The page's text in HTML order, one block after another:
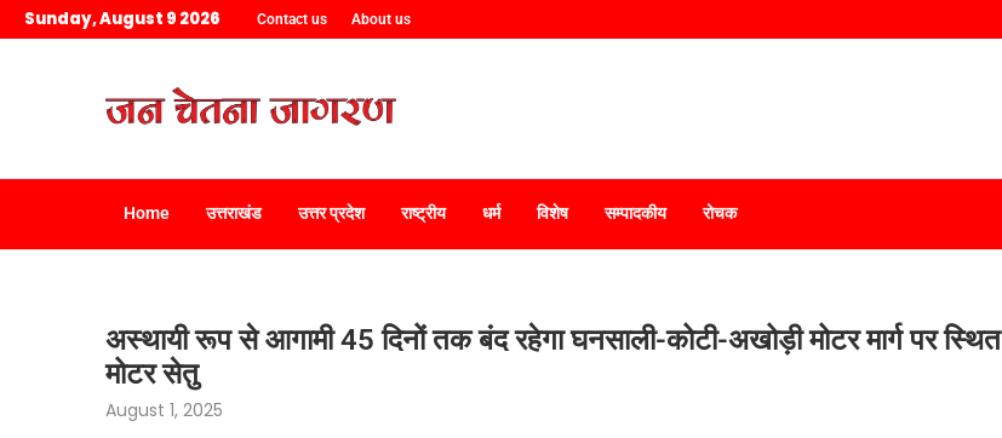
Sunday, August 9 2026 Contact us About us
Home उत्तराखंड उत्तर प्रदेश राष्ट्रीय धर्म विशेष सम्पादकीय रोचक
अस्थायी रूप से आगामी 45 दिनों तक बंद रहेगा घनसाली-कोटी-अखोड़ी मोटर मार्ग पर स्थित
मोटर सेतु
August 1, 2025